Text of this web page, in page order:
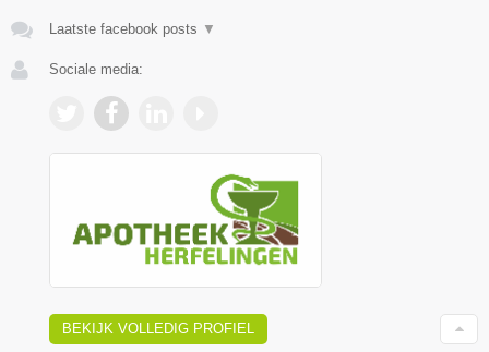
Laatste facebook posts ▼
Sociale media:
BEKIJK VOLLEDIG PROFIEL